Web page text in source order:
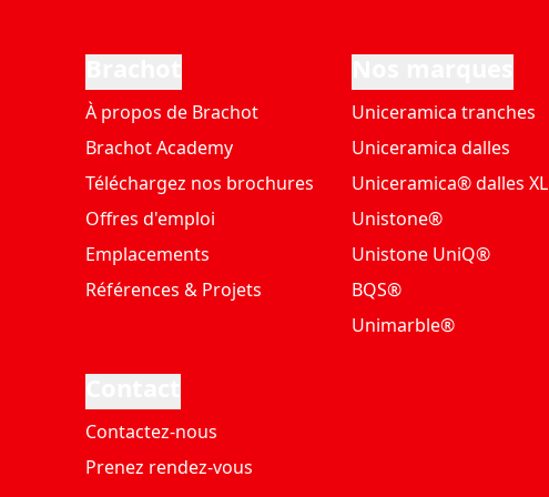
À propos de Brachot
Brachot Academy
Téléchargez nos brochures
Offres d'emploi
Emplacements
Références & Projets
Uniceramica tranches
Uniceramica dalles
Uniceramica® dalles XL
Unistone®
Unistone UniQ®
BQS®
Unimarble®
Contactez-nous
Prenez rendez-vous